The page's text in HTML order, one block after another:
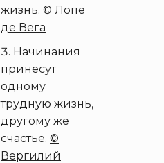
жизнь. © Лопе
де Вега
Начинания
принесут
одному
трудную жизнь,
другому же
счастье. ©
Вергилий